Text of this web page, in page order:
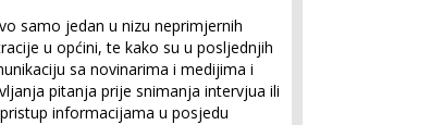
samo jedan u nizu neprimjernih
u općini, te kako su u posljednjih
sa novinarima i medijima i
pitanja prije snimanja intervjua ili
informacijama u posjedu